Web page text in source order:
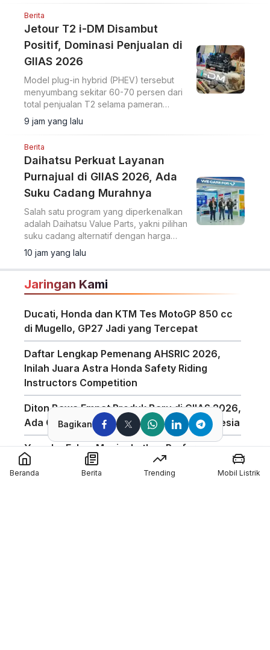
Berita
Jetour T2 i-DM Disambut
Positif, Dominasi Penjualan di
GIIAS 2026
Model plug-in hybrid (PHEV) tersebut
menyumbang sekitar 60-70 persen dari
total penjualan T2 selama pameran
berlangsung.
9 jam yang lalu
Berita
Daihatsu Perkuat Layanan
Purnajual di GIIAS 2026, Ada
Suku Cadang Murahnya
Salah satu program yang diperkenalkan
adalah Daihatsu Value Parts, yakni pilihan
suku cadang alternatif dengan harga
lebih terjangkau.
10 jam yang lalu
Jaringan Kami
Ducati, Honda dan KTM Tes MotoGP 850 cc
di Mugello, GP27 Jadi yang Tercepat
Daftar Lengkap Pemenang AHSRIC 2026,
Inilah Juara Astra Honda Safety Riding
Instructors Competition
Diton Bawa Empat Produk Baru di GIIAS 2026,
Ada Compound Aerosol Pertama di Indonesia
Yamaha Fokus Meningkatkan Performa
Bagian Depan Untuk Motor 850cc
Bagikan
Beranda Berita Trending Mobil Listrik